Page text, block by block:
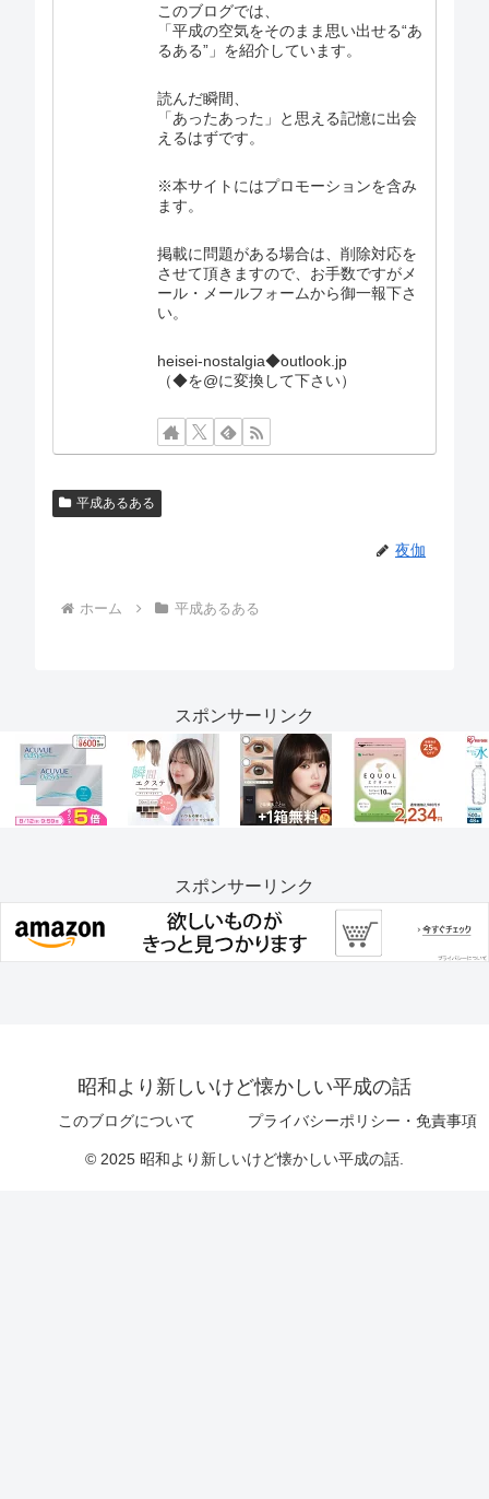
このブログでは、
「平成の空気をそのまま思い出せる“あ
るある”」を紹介しています。
読んだ瞬間、
「あったあった」と思える記憶に出会
えるはずです。
※本サイトにはプロモーションを含み
ます。
掲載に問題がある場合は、削除対応を
させて頂きますので、お手数ですがメ
ール・メールフォームから御一報下さ
い。
heisei-nostalgia◆outlook.jp
（◆を@に変換して下さい）
平成あるある
夜伽
ホーム 平成あるある
スポンサーリンク
スポンサーリンク
昭和より新しいけど懐かしい平成の話
このブログについて プライバシーポリシー・免責事項
© 2025 昭和より新しいけど懐かしい平成の話.